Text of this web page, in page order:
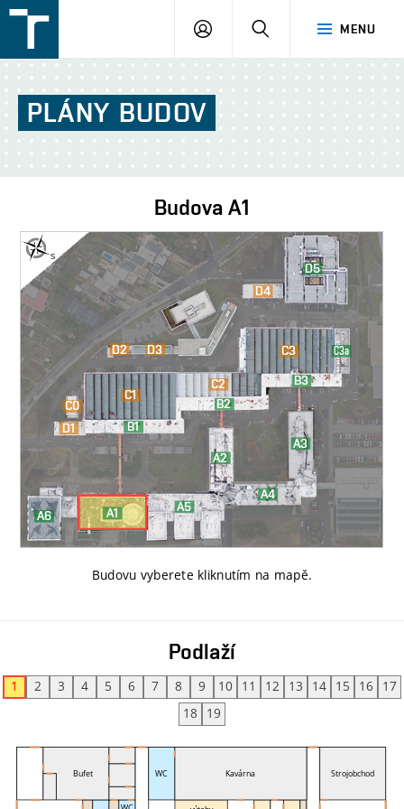
v
Brně
MENU
PŘIHLÁŠENÍ
PLÁNY BUDOV
Budova A1
Budovu vyberete kliknutím na mapě.
Podlaží
1 2 3 4 5 6 7 8 9 10 11 12 13 14 15 16
17
18
19